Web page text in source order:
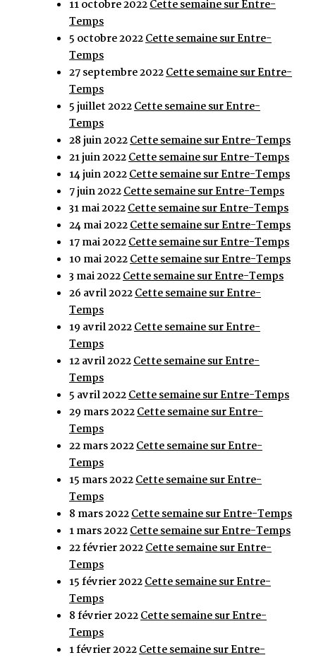
11 octobre 2022Cette semaine sur Entre-
Temps
5 octobre 2022Cette semaine sur Entre-
Temps
27 septembre 2022Cette semaine sur Entre-
Temps
5 juillet 2022Cette semaine sur Entre-
Temps
28 juin 2022Cette semaine sur Entre-Temps
21 juin 2022Cette semaine sur Entre-Temps
14 juin 2022Cette semaine sur Entre-Temps
7 juin 2022Cette semaine sur Entre-Temps
31 mai 2022Cette semaine sur Entre-Temps
24 mai 2022Cette semaine sur Entre-Temps
17 mai 2022Cette semaine sur Entre-Temps
10 mai 2022Cette semaine sur Entre-Temps
3 mai 2022Cette semaine sur Entre-Temps
26 avril 2022Cette semaine sur Entre-
Temps
19 avril 2022Cette semaine sur Entre-
Temps
12 avril 2022Cette semaine sur Entre-
Temps
5 avril 2022Cette semaine sur Entre-Temps
29 mars 2022Cette semaine sur Entre-
Temps
22 mars 2022Cette semaine sur Entre-
Temps
15 mars 2022Cette semaine sur Entre-
Temps
8 mars 2022Cette semaine sur Entre-Temps
1 mars 2022Cette semaine sur Entre-Temps
22 février 2022Cette semaine sur Entre-
Temps
15 février 2022Cette semaine sur Entre-
Temps
8 février 2022Cette semaine sur Entre-
Temps
1 février 2022Cette semaine sur Entre-